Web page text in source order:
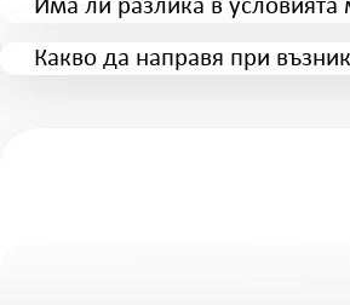
Има ли разлика в
Какво да направя при